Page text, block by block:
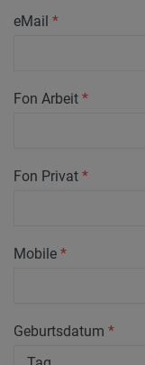
eMail *
Fon Arbeit *
Fon Privat *
Mobile *
Geburtsdatum *